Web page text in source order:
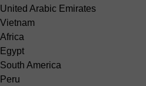
United Arabic Emirates
Vietnam
Africa
Egypt
South America
Peru